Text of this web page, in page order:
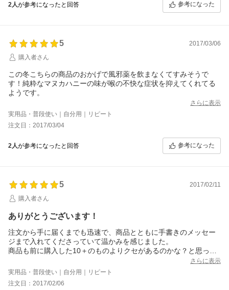
2人が参考になったと回答 参考になった
5
2017/03/06
購入者さん
この冬こちらの商品のおかげで風邪薬を飲まなくてすみそうで
す！純粋なマヌカハニーの味が喉の不快な症状を抑えてくれてる
ようです。
さらに表示
実用品・普段使い｜自分用｜リピート
注文日：2017/03/04
2人が参考になったと回答 参考になった
5
2017/02/11
購入者さん
ありがとうございます！
注文から手に届くまでも迅速で、商品とともに手書きのメッセー
ジまで入れてくださっていて温かみを感じました。
商品も前に購入した10＋のものよりクセがあるのかな？と思って
いましたが気にならず、おいしくいただきました。また購入させ
ていただきたいと思います♪
さらに表示
実用品・普段使い｜自分用｜リピート
注文日：2017/02/06